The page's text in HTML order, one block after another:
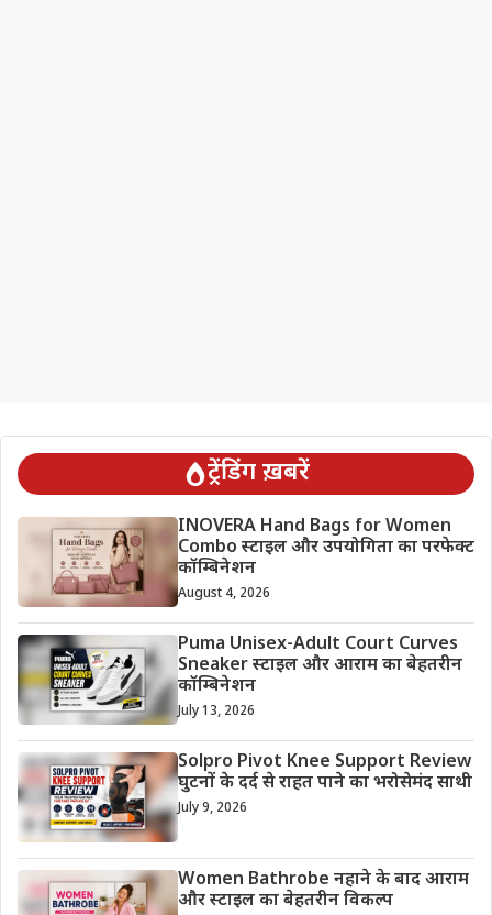
ट्रेंडिंग ख़बरें
INOVERA Hand Bags for Women
Combo स्टाइल और उपयोगिता का परफेक्ट
कॉम्बिनेशन
August 4, 2026
Puma Unisex-Adult Court Curves
Sneaker स्टाइल और आराम का बेहतरीन
कॉम्बिनेशन
July 13, 2026
Solpro Pivot Knee Support Review
घुटनों के दर्द से राहत पाने का भरोसेमंद साथी
July 9, 2026
Women Bathrobe नहाने के बाद आराम
और स्टाइल का बेहतरीन विकल्प